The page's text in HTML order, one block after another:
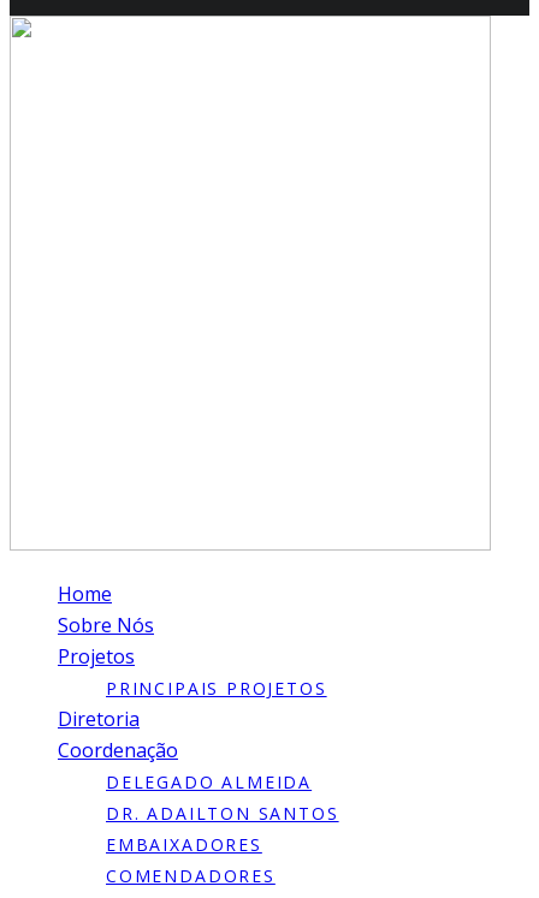
Home
Sobre Nós
Projetos
PRINCIPAIS PROJETOS
Diretoria
Coordenação
DELEGADO ALMEIDA
DR. ADAILTON SANTOS
EMBAIXADORES
COMENDADORES